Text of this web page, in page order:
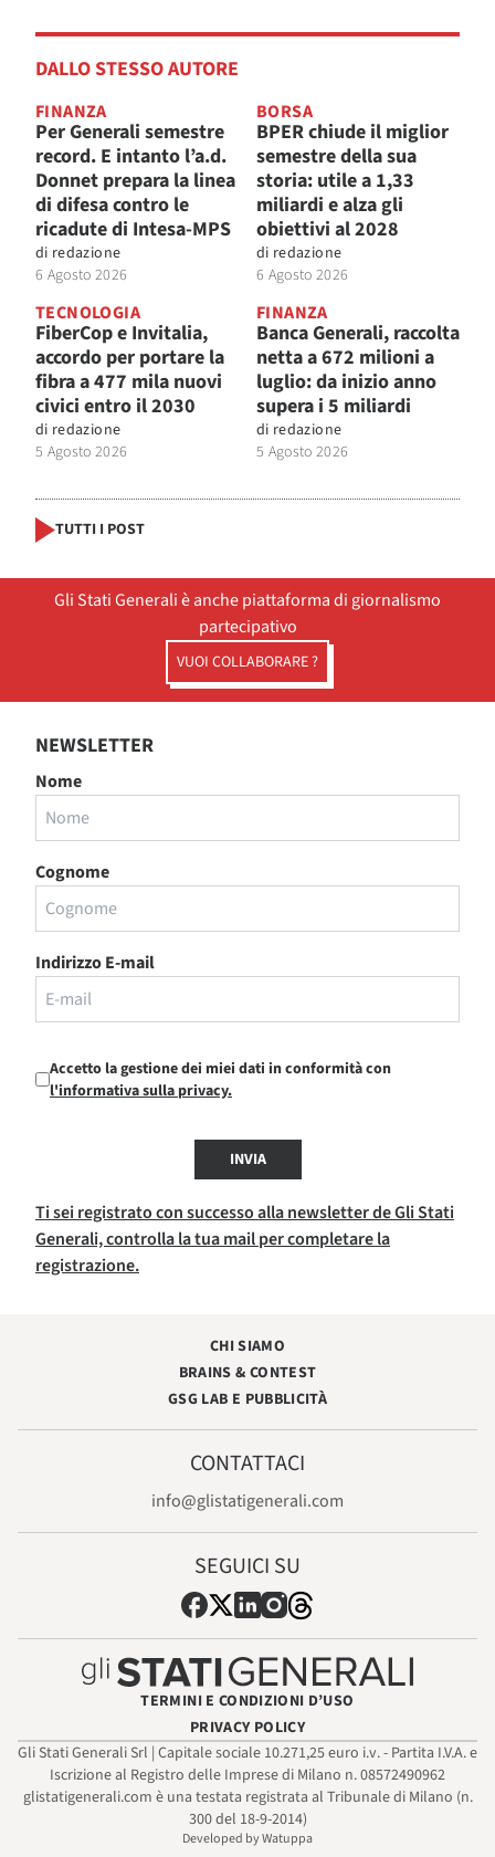
DALLO STESSO AUTORE
FINANZA
Per Generali semestre
record. E intanto l’a.d.
Donnet prepara la linea
di difesa contro le
ricadute di Intesa-MPS
di redazione
6 Agosto 2026
BORSA
BPER chiude il miglior
semestre della sua
storia: utile a 1,33
miliardi e alza gli
obiettivi al 2028
di redazione
6 Agosto 2026
TECNOLOGIA
FiberCop e Invitalia,
accordo per portare la
fibra a 477 mila nuovi
civici entro il 2030
di redazione
5 Agosto 2026
FINANZA
Banca Generali, raccolta
netta a 672 milioni a
luglio: da inizio anno
supera i 5 miliardi
di redazione
5 Agosto 2026
TUTTI I POST
Gli Stati Generali è anche piattaforma di giornalismo
partecipativo
VUOI COLLABORARE ?
NEWSLETTER
Nome
Cognome
Indirizzo E-mail
Accetto la gestione dei miei dati in conformità con
l'informativa sulla privacy.
INVIA
Ti sei registrato con successo alla newsletter de Gli Stati
Generali, controlla la tua mail per completare la
registrazione.
CHI SIAMO
BRAINS & CONTEST
GSG LAB E PUBBLICITÀ
CONTATTACI
info@glistatigenerali.com
SEGUICI SU
TERMINI E CONDIZIONI D’USO
PRIVACY POLICY
Gli Stati Generali Srl | Capitale sociale 10.271,25 euro i.v. - Partita I.V.A. e
Iscrizione al Registro delle Imprese di Milano n. 08572490962
glistatigenerali.com è una testata registrata al Tribunale di Milano (n.
300 del 18-9-2014)
Developed by Watuppa